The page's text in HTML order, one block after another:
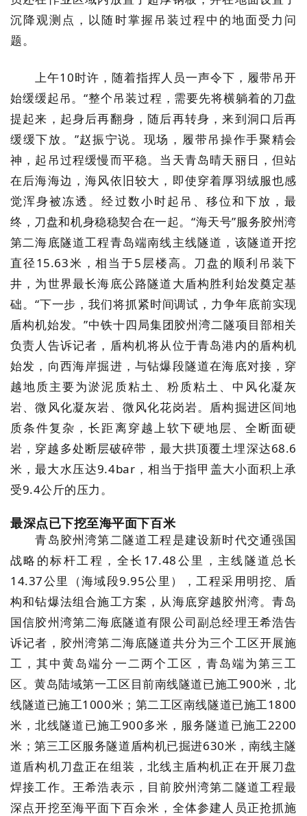
沉降观测点，以随时掌握吊装过程中的地面受力问
题。
上午10时许，随着指挥人员一声令下，履带吊开
始缓缓起吊。“整个吊装过程，需要先将横躺着的刀盘
提起来，起身后再翻身，随后再转身，来到洞口后再
缓缓下放。”赵振宁说。现场，履带吊操作手聚精会
神，起吊过程缓慢而平稳。当天青岛晴天丽日，但站
在后海海边，海风依旧较大，即使穿着厚羽绒服也感
觉浑身被冻透。经过数小时起吊、移位和下放，最
终，刀盘和机身稳稳契合在一起。“海天号”服务胶州湾
第二海底隧道工程青岛端南线主线隧道，该隧道开挖
直径15.63米，相当于5层楼高。刀盘的顺利吊装下
井，为世界最长海底公路隧道大盾构胜利始发奠定基
础。“下一步，我们将抓紧时间调试，力争年底前实现
盾构机始发。”中铁十四局集团胶州湾二隧项目部相关
负责人告诉记者，盾构机将从位于青岛港内的盾构机
始发，向西海岸掘进，与钻爆段隧道在海底对接，穿
越地质主要为淤泥质粘土、粉质粘土、中风化凝灰
岩、微风化凝灰岩、微风化花岗岩。盾构掘进区间地
质条件复杂，长距离穿越上软下硬地层、全断面硬
岩，穿越多处断层破碎带，最大拱顶覆土埋深达68.6
米，最大水压达9.4bar，相当于指甲盖大小面积上承
受9.4公斤的压力。
最深点已下挖至海平面下百米
青岛胶州湾第二隧道工程是建设新时代交通强国
战略的标杆工程，全长17.48公里，主线隧道总长
14.37公里（海域段9.95公里），工程采用明挖、盾
构和钻爆法组合施工方案，从海底穿越胶州湾。青岛
国信胶州湾第二海底隧道有限公司副总经理王希浩告
诉记者，胶州湾第二海底隧道共分为三个工区开展施
工，其中黄岛端分一二两个工区，青岛端为第三工
区。黄岛陆域第一工区目前南线隧道已施工900米，北
线隧道已施工1000米；第二工区南线隧道已施工1800
米，北线隧道已施工900多米，服务隧道已施工2200
米；第三工区服务隧道盾构机已掘进630米，南线主隧
道盾构机刀盘正在组装，北线主盾构机正在开展刀盘
焊接工作。王希浩表示，目前胶州湾第二隧道工程最
深点开挖至海平面下百余米，全体参建人员正抢抓施